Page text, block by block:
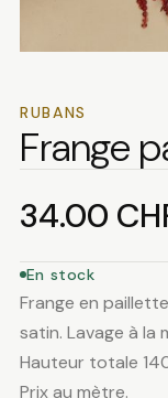
RUBANS
Frange
34.00
En stock
Frange en
satin. Lavage à la
Hauteur totale
Prix au mètre.